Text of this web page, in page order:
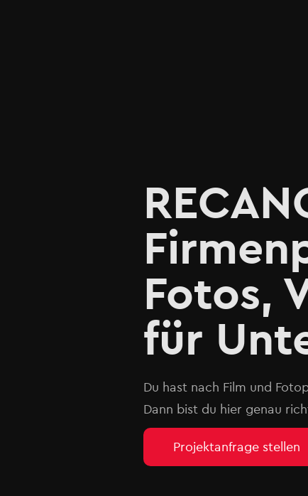
Fotos,
für
Du hast nach Film und
Dann bist du hier genau
Projektanfrage stellen